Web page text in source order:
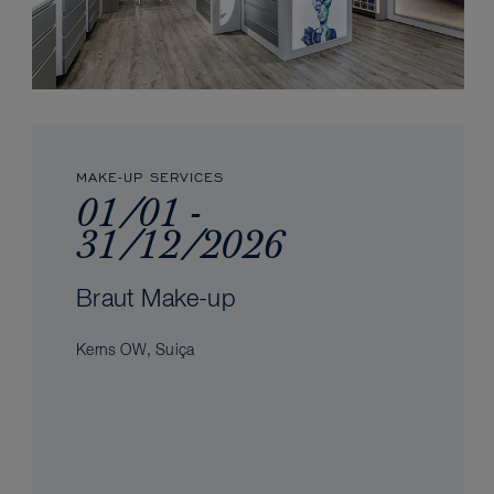
MAKE-UP SERVICES
01/01 -
31/12/2026
Braut Make-up
Kerns OW, Suiça